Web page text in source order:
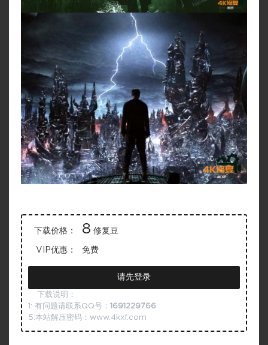
下载价格： 8 修复豆
VIP优惠： 免费
请先登录
下载说明：
1: 有问题请联系QQ号： 1691229766
5:本站解压密码：www.4kxf.com